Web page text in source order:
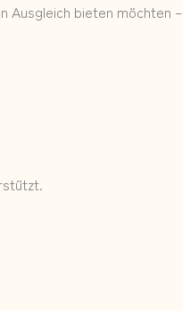
Ausgleich bieten möchten